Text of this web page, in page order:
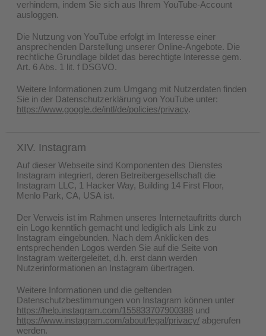
verhindern, indem Sie sich aus Ihrem YouTube-Account
ausloggen.
Die Nutzung von YouTube erfolgt im Interesse einer
ansprechenden Darstellung unserer Online-Angebote. Die
rechtliche Grundlage bildet das berechtigte Interesse gem.
Art. 6 Abs. 1 lit. f DSGVO.
Weitere Informationen zum Umgang mit Nutzerdaten finden
Sie in der Datenschutzerklärung von YouTube unter:
https://www.google.de/intl/de/policies/privacy.
XIV. Instagram
Auf dieser Webseite sind Komponenten des Dienstes
Instagram integriert, deren Betreibergesellschaft die
Instagram LLC, 1 Hacker Way, Building 14 First Floor,
Menlo Park, CA, USA ist.
Der Verweis ist im Rahmen unseres Internetauftritts durch
ein Logo kenntlich gemacht und lediglich als Link zu
Instagram eingebunden. Nach dem Anklicken des
entsprechenden Logos werden Sie auf die Seite von
Instagram weitergeleitet, d.h. erst dann werden
Nutzerinformationen an Instagram übertragen.
Weitere Informationen und die geltenden
Datenschutzbestimmungen von Instagram können unter
https://help.instagram.com/155833707900388 und
https://www.instagram.com/about/legal/privacy/ abgerufen
werden.